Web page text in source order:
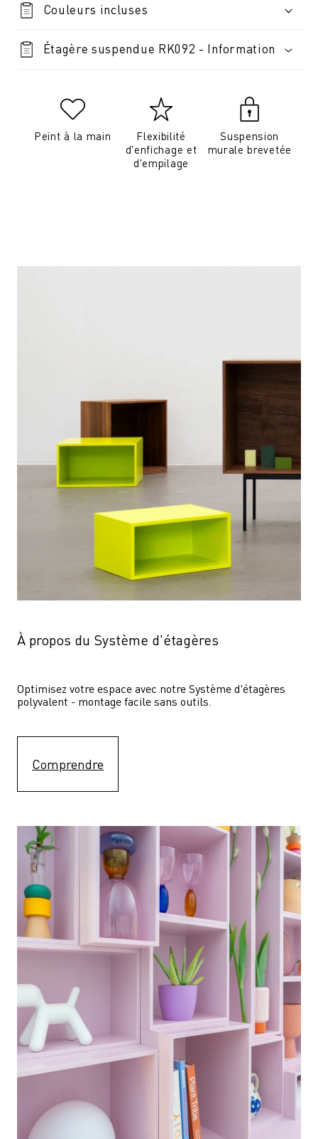
Couleurs incluses
Étagère suspendue RK092 - Information
Peint à la main
Flexibilité
d'enfichage et
d'empilage
Suspension
murale brevetée
À propos du Système d'étagères
Optimisez votre espace avec notre Système d'étagères
polyvalent - montage facile sans outils.
Comprendre